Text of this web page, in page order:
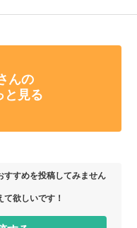
んの
と見る
すすめを投稿してみません
欲しいです！